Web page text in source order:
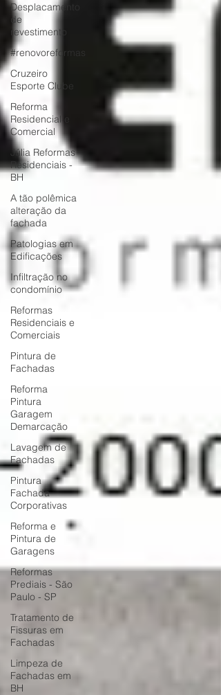
Desplacamento
de
revestimento
#renovoreformas
Cruzeiro
Esporte Clube
Reforma
Residencial e
Comercial
Júlia Reformas
Residenciais -
BH
A tão polêmica
alteração da
fachada
Patologias em
Edificações
Infiltração no
condomínio
Reformas
Residenciais e
Comerciais
Pintura de
Fachadas
Reforma
Pintura
Garagem
Demarcação
Lavagem de
Fachadas
Pintura
Fachada
Corporativas
Reforma e
Pintura de
Garagens
Reformas
Prediais - São
Paulo - SP
Tratamento de
Fissuras em
Fachadas
Limpeza de
Fachadas em
BH